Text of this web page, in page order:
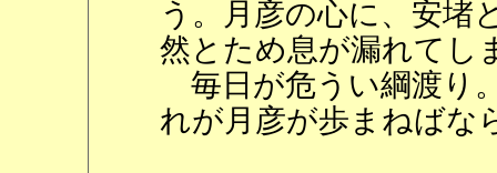
う。月彦の心に、安堵
然とため息が漏れてし
毎日が危うい綱渡り
れが月彦が歩まねばな